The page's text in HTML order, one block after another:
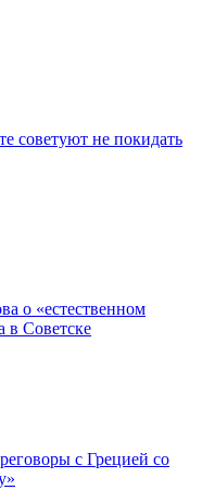
советуют не покидать
о «естественном
в Советске
с Грецией со